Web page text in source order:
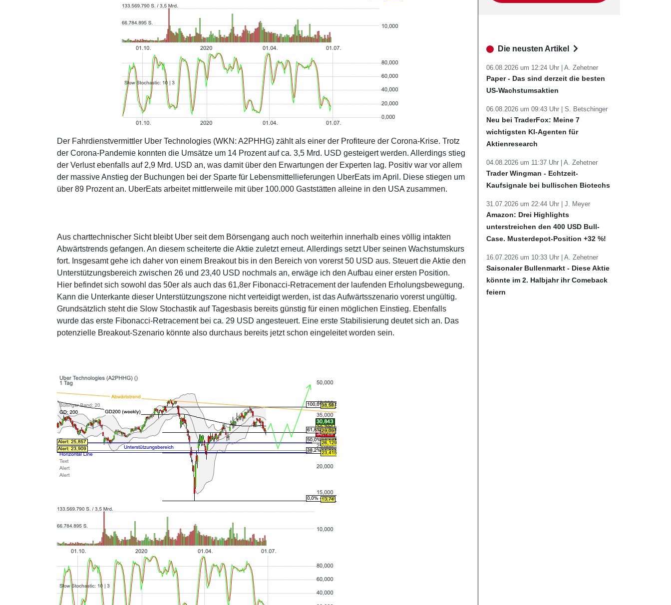
Der Fahrdienstvermittler Uber Technologies (WKN: A2PHHG) zählt als einer der Profiteure der Corona-Krise. Trotz
der Corona-Pandemie konnten die Umsätze um 14 Prozent auf ca. 3,5 Mrd. USD gesteigert werden. Allerdings stieg
der Verlust ebenfalls auf 2,9 Mrd. USD an, was damit über den Erwartungen der Experten lag. Positiv war vor allem
der massive Anstieg der Buchungen bei der Sparte für Lebensmittellieferungen UberEats im April. Diese stiegen um
über 89 Prozent an. UberEats arbeitet mittlerweile mit über 100.000 Gaststätten alleine in den USA zusammen.
Aus charttechnischer Sicht bleibt Uber seit dem Börsengang auch noch weiterhin innerhalb eines völlig intakten
Abwärtstrends gefangen. An diesem scheiterte die Aktie zuletzt erneut. Allerdings setzt Uber seinen Wachstumskurs
fort. Insgesamt gehe ich daher von einem Breakout bis in den Bereich von vorerst 50 USD aus. Steuert die Aktie den
Unterstützungsbereich zwischen 26 und 23,40 USD nochmals an, erwäge ich den Aufbau einer ersten Position.
Hier befindet sich sowohl das 50er als auch das 61,8er Fibonacci-Retracement der laufenden Erholungsbewegung.
Kann die Unterkante dieser Unterstützungszone nicht verteidigt werden, ist das Aufwärtsszenario vorerst ungültig.
Grundsätzlich steht die Slow Stochastik auf Tagesbasis bereits günstig für einen möglichen Einstieg. Ebenfalls
wurde das erste Fibonacci-Retracement bei ca. 29 USD angesteuert. Eine erste Stabilisierung deutet sich an. Das
potenzielle Breakout-Szenario könnte also durchaus bereits jetzt schon eingeleitet worden sein.
Die neusten Artikel
06.08.2026 um 12:24 Uhr | A. Zehetner
Paper - Das sind derzeit die besten
US-Wachstumsaktien
06.08.2026 um 09:43 Uhr | S. Betschinger
Neu bei TraderFox: Meine 7
wichtigsten KI-Agenten für
Aktienresearch
04.08.2026 um 11:37 Uhr | A. Zehetner
Trader Wingman - Echtzeit-
Kaufsignale bei bullischen Biotechs
31.07.2026 um 22:44 Uhr | J. Meyer
Amazon: Drei Highlights
unterstreichen den 400 USD Bull-
Case. Musterdepot-Position +32 %!
16.07.2026 um 10:33 Uhr | A. Zehetner
Saisonaler Bullenmarkt - Diese Aktie
könnte im 2. Halbjahr ihr Comeback
feiern